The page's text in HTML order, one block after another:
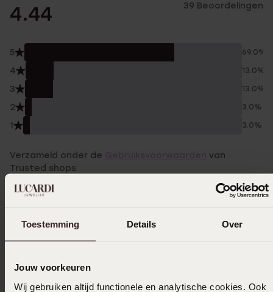
Toestemming Details Over
Jouw voorkeuren
Wij gebruiken altijd functionele en analytische cookies. Ook
4.44 39 Beoordelingen
5 69.0%
4 13.0%
3 13.0%
2 3.0%
1 3.0%
Verzameld onder de
van
Trusted shops
Filter
30-05-2026 - Barbara v.